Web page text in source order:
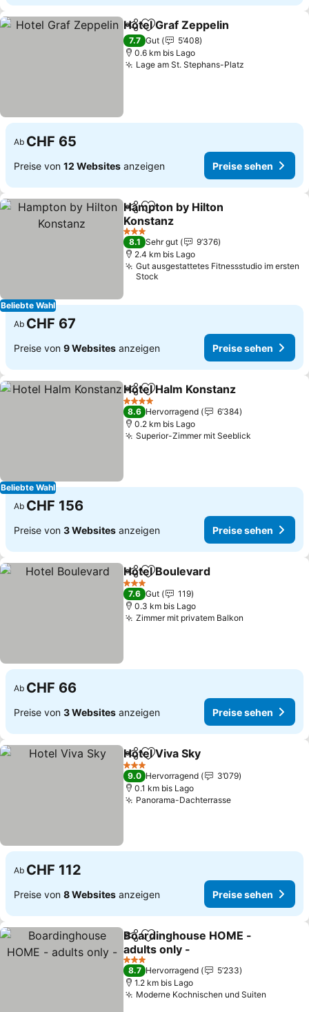
TeilenZu Favoriten hinzufügen
Hotel Graf Zeppelin
7.7 Gut
5’408
0.6 km bis Lago
Lage am St. Stephans-Platz
Ab CHF 65
Preise von 12 Websites anzeigen Preise sehen
Beliebte Wahl
TeilenZu Favoriten hinzufügen
Hampton by Hilton
Konstanz
3 Sterne
8.1 Sehr gut
9’376
2.4 km bis Lago
Gut ausgestattetes Fitnessstudio im ersten
Stock
Ab CHF 67
Preise von 9 Websites anzeigen Preise sehen
Beliebte Wahl
TeilenZu Favoriten hinzufügen
Hotel Halm Konstanz
4 Sterne
8.6 Hervorragend
6’384
0.2 km bis Lago
Superior-Zimmer mit Seeblick
Ab CHF 156
Preise von 3 Websites anzeigen Preise sehen
TeilenZu Favoriten hinzufügen
Hotel Boulevard
3 Sterne
7.6 Gut
119
0.3 km bis Lago
Zimmer mit privatem Balkon
Ab CHF 66
Preise von 3 Websites anzeigen Preise sehen
TeilenZu Favoriten hinzufügen
Hotel Viva Sky
3 Sterne
9.0 Hervorragend
3’079
0.1 km bis Lago
Panorama-Dachterrasse
Ab CHF 112
Preise von 8 Websites anzeigen Preise sehen
TeilenZu Favoriten hinzufügen
Boardinghouse HOME -
adults only -
3 Sterne
8.7 Hervorragend
5’233
1.2 km bis Lago
Moderne Kochnischen und Suiten